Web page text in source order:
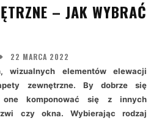
– JAK WYBRAĆ
22 MARCA 2022
wizualnych elementów elewacji
zewnętrzne. By dobrze się
one komponować się z innych
czy okna. Wybierając rodzaj